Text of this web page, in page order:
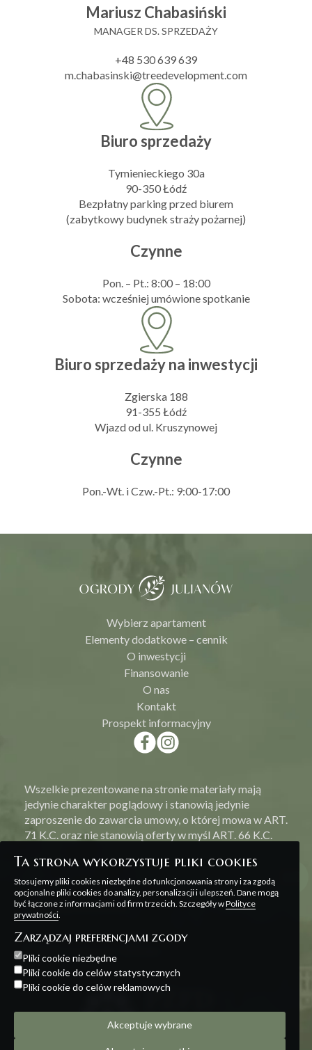
Mariusz Chabasiński
MANAGER DS. SPRZEDAŻY
+48 530 639 639
m.chabasinski@treedevelopment.com
Biuro sprzedaży
Tymienieckiego 30a
90-350 Łódź
Bezpłatny parking przed biurem
(zabytkowy budynek straży pożarnej)
Czynne
Pon. – Pt.: 8:00 – 18:00
Sobota: wcześniej umówione spotkanie
Biuro sprzedaży na inwestycji
Zgierska 188
91-355 Łódź
Wjazd od ul. Kruszynowej
Czynne
Pon.-Wt. i Czw.-Pt.: 9:00-17:00
Wybierz apartament
Elementy dodatkowe – cennik
O inwestycji
Finansowanie
O nas
Kontakt
Prospekt informacyjny
Wszelkie prezentowane na stronie materiały mają
jedynie charakter poglądowy i stanowią jedynie
zaproszenie do zawarcia umowy, o której mowa w ART.
71 K.C. oraz nie stanowią oferty w myśl ART. 66 K.C.
Polityka prywatności
Ta strona wykorzystuje pliki cookies
Stosujemy pliki cookies niezbędne do funkcjonowania strony i za zgodą
opcjonalne pliki cookies do analizy, personalizacji i ulepszeń. Dane mogą
być łączone z informacjami od firm trzecich. Szczegóły wPolityce
prywatności.
Zarządzaj preferencjami zgody
Pliki cookie niezbędne
Pliki cookie do celów statystycznych
Pliki cookie do celów reklamowych
Akceptuje wybrane